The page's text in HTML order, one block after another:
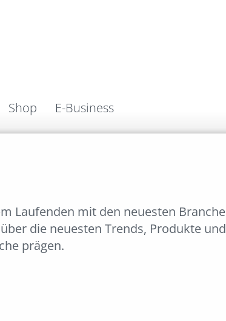
Shop E-Business
Laufenden mit den neuesten
die neuesten Trends, Produkte
prägen.